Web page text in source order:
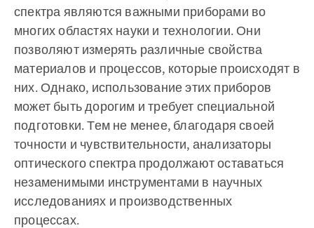
спектра являются важными приборами во
многих областях науки и технологии. Они
позволяют измерять различные свойства
материалов и процессов, которые происходят в
них. Однако, использование этих приборов
может быть дорогим и требует специальной
подготовки. Тем не менее, благодаря своей
точности и чувствительности, анализаторы
оптического спектра продолжают оставаться
незаменимыми инструментами в научных
исследованиях и производственных
процессах.